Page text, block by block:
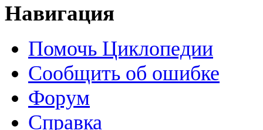
Навигация
Помочь Циклопедии
Сообщить об ошибке
Форум
Справка